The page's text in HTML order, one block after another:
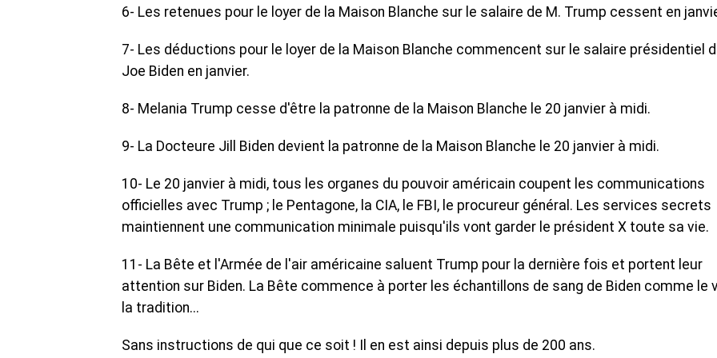
6- Les retenues pour le loyer de la Maison Blanche sur le salaire de M. Trump cessent en
7- Les déductions pour le loyer de la Maison Blanche commencent sur le salaire présidentiel
Joe Biden en janvier.
8- Melania Trump cesse d'être la patronne de la Maison Blanche le 20 janvier à midi.
9- La Docteure Jill Biden devient la patronne de la Maison Blanche le 20 janvier à midi.
10- Le 20 janvier à midi, tous les organes du pouvoir américain coupent les communications
officielles avec Trump ; le Pentagone, la CIA, le FBI, le procureur général. Les services secrets
maintiennent une communication minimale puisqu'ils vont garder le président X toute sa vie.
11- La Bête et l'Armée de l'air américaine saluent Trump pour la dernière fois et portent leur
attention sur Biden. La Bête commence à porter les échantillons de sang de Biden comme le
la tradition...
Sans instructions de qui que ce soit ! Il en est ainsi depuis plus de 200 ans.